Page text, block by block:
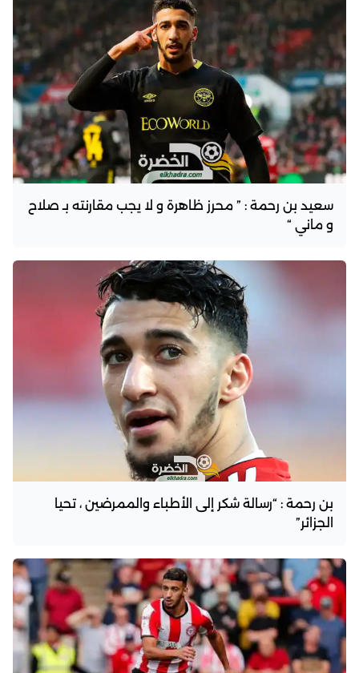
سعيد بن رحمة : ” محرز ظاهرة و لا يجب مقارنته بـ صلاح
و ماني “
بن رحمة : “رسالة شكر إلى الأطباء والممرضين ، تحيا
الجزائر”